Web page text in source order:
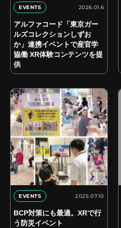
EVENTS 2026.01.6
アルファコード「東京ガー
ルズコレクションしずお
か」連携イベントで産官学
協働 XR体験コンテンツを提
供
EVENTS 2025.07.10
BCP対策にも最適。XRで行
う防災イベント